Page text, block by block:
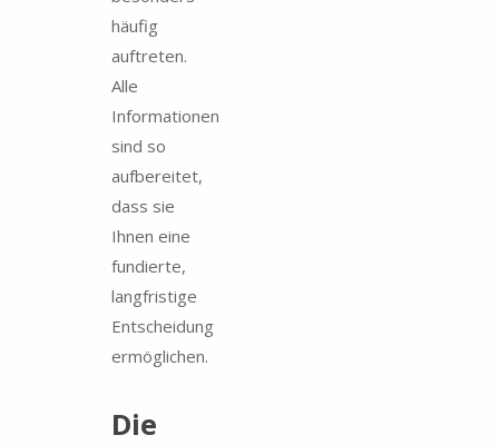
häufig
auftreten.
Alle
Informationen
sind so
aufbereitet,
dass sie
Ihnen eine
fundierte,
langfristige
Entscheidung
ermöglichen.
Die